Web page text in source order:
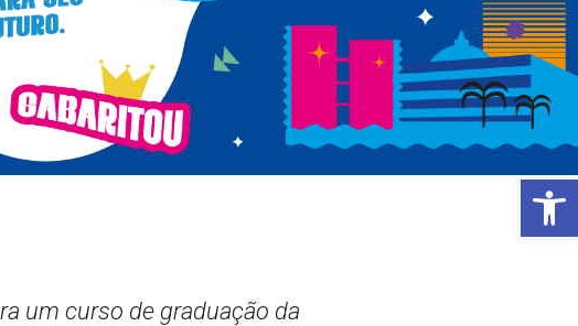
um curso de graduação da